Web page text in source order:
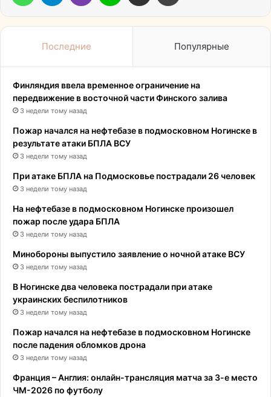
Последние Популярные
Финляндия ввела временное ограничение на
передвижение в восточной части Финского залива
3 недели тому назад
Пожар начался на нефтебазе в подмосковном Ногинске в
результате атаки БПЛА ВСУ
3 недели тому назад
При атаке БПЛА на Подмосковье пострадали 26 человек
3 недели тому назад
На нефтебазе в подмосковном Ногинске произошел
пожар после удара БПЛА
3 недели тому назад
Минобороны выпустило заявление о ночной атаке ВСУ
3 недели тому назад
В Ногинске два человека пострадали при атаке
украинских беспилотников
3 недели тому назад
Пожар начался на нефтебазе в подмосковном Ногинске
после падения обломков дрона
3 недели тому назад
Франция – Англия: онлайн-трансляция матча за 3-е место
ЧМ-2026 по футболу